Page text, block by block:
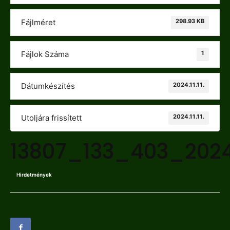
Fájlméret 298.93 KB
Fájlok Száma 1
Dátumkészítés 2024.11.11.
Utoljára frissített 2024.11.11.
Hirdetmények